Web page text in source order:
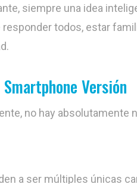
siempre una idea
responder todos, estar
Versión
no hay absolutamente
a ser múltiples únicas